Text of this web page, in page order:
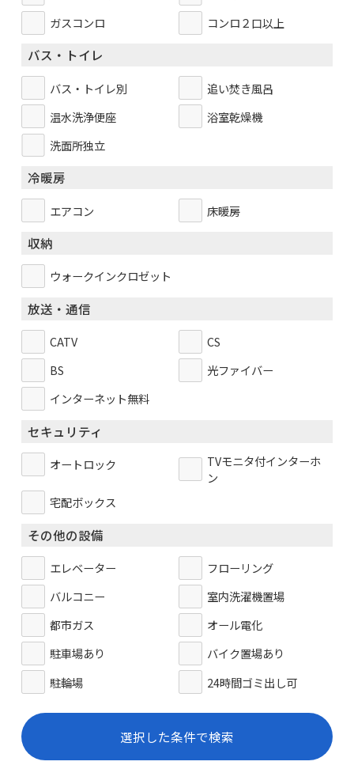
ガスコンロ
コンロ２口以上
バス・トイレ
バス・トイレ別
追い焚き風呂
温水洗浄便座
浴室乾燥機
洗面所独立
冷暖房
エアコン 床暖房
収納
ウォークインクロゼット
放送・通信
CATV
CS
BS
光ファイバー
インターネット無料
セキュリティ
オートロック
TVモニタ付インターホ
ン
宅配ボックス
その他の設備
エレベーター
フローリング
バルコニー
室内洗濯機置場
都市ガス
オール電化
駐車場あり
バイク置場あり
駐輪場
24時間ゴミ出し可
選択した条件で検索